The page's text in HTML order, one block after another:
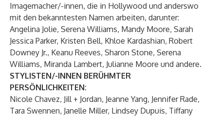
Imagemacher/-innen, die in Hollywood und anderswo
mit den bekanntesten Namen arbeiten, darunter:
Angelina Jolie, Serena Williams, Mandy Moore, Sarah
Jessica Parker, Kristen Bell, Khloe Kardashian, Robert
Downey Jr., Keanu Reeves, Sharon Stone, Serena
Williams, Miranda Lambert, Julianne Moore und andere.
STYLISTEN/-INNEN BERÜHMTER
PERSÖNLICHKEITEN:
Nicole Chavez, Jill + Jordan, Jeanne Yang, Jennifer Rade,
Tara Swennen, Janelle Miller, Lindsey Dupuis, Tiffany